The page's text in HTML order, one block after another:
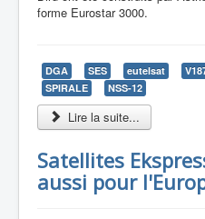
forme Eurostar 3000.
DGA SES eutelsat
SPIRALE
NSS-12
Lire la suite...
Satellites
aussi pour